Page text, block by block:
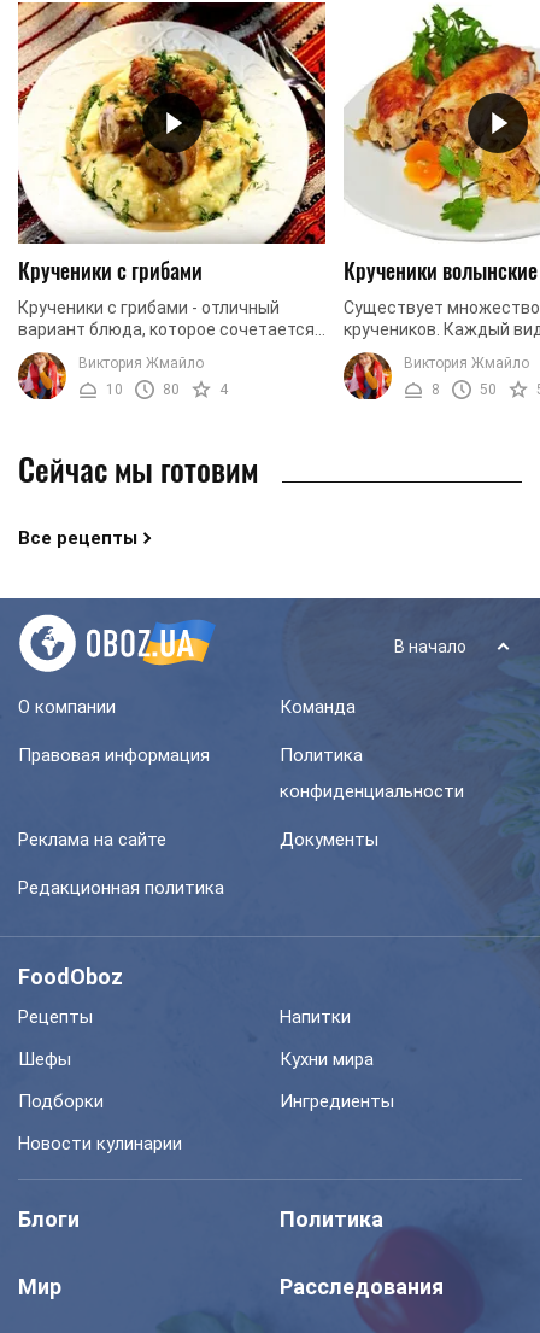
Крученики с грибами
Крученики с грибами - отличный
вариант блюда, которое сочетается
с различными гарнирами. Также,
такое блюдо можно подавать по
любому поводу: будь это ...
Виктория Жмайло
10
80 4
Крученики волынские
Существует
кручеников. Каждый
особенности, включая
ингредиентов и
приготовления. К
Виктория Жмайло
8
50
Сейчас мы готовим
Все рецепты
В начало
О компании Команда
Правовая информация
Политика
конфиденциальности
Реклама на сайте Документы
Редакционная политика
FoodOboz
Рецепты
Напитки
Шефы
Кухни мира
Подборки
Ингредиенты
Новости кулинарии
Блоги Политика
Мир Расследования